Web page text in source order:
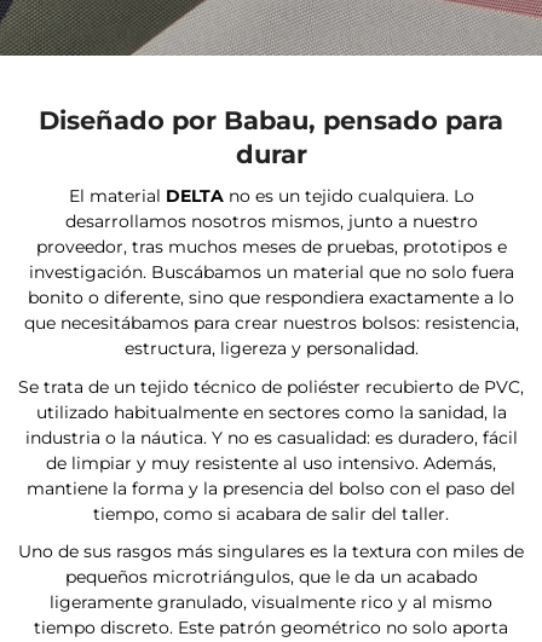
Diseñado por Babau, pensado para
durar
El material DELTA no es un tejido cualquiera. Lo
desarrollamos nosotros mismos, junto a nuestro
proveedor, tras muchos meses de pruebas, prototipos e
investigación. Buscábamos un material que no solo fuera
bonito o diferente, sino que respondiera exactamente a lo
que necesitábamos para crear nuestros bolsos: resistencia,
estructura, ligereza y personalidad.
Se trata de un tejido técnico de poliéster recubierto de PVC,
utilizado habitualmente en sectores como la sanidad, la
industria o la náutica. Y no es casualidad: es duradero, fácil
de limpiar y muy resistente al uso intensivo. Además,
mantiene la forma y la presencia del bolso con el paso del
tiempo, como si acabara de salir del taller.
Uno de sus rasgos más singulares es la textura con miles de
pequeños microtriángulos, que le da un acabado
ligeramente granulado, visualmente rico y al mismo
tiempo discreto. Este patrón geométrico no solo aporta
Confirm your age